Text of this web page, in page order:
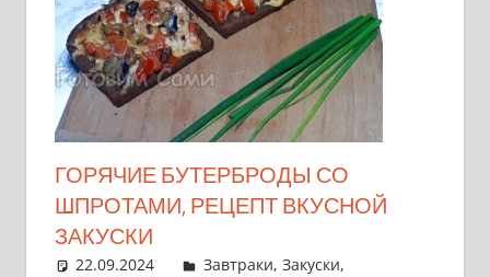
ГОРЯЧИЕ БУТЕРБРОДЫ СО
ШПРОТАМИ, РЕЦЕПТ ВКУСНОЙ
ЗАКУСКИ
22.09.2024 admin
Завтраки, Закуски,